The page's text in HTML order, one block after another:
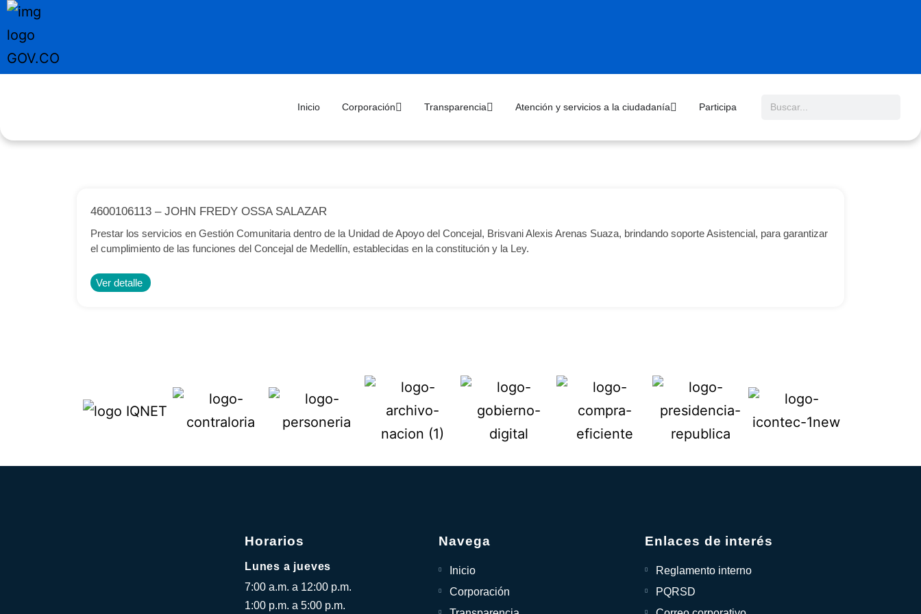
Inicio Corporación Transparencia Atención y servicios a la ciudadanía Participa
4600106113 – JOHN FREDY OSSA SALAZAR
Prestar los servicios en Gestión Comunitaria dentro de la Unidad de Apoyo del Concejal, Brisvani Alexis Arenas Suaza, brindando soporte Asistencial, para garantizar
el cumplimiento de las funciones del Concejal de Medellín, establecidas en la constitución y la Ley.
Ver detalle
Horarios
Lunes a jueves
7:00 a.m. a 12:00 p.m.
1:00 p.m. a 5:00 p.m.
Navega
Inicio
Corporación
Enlaces de interés
Reglamento interno
PQRSD